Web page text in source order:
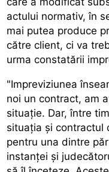
actului normativ, în
mai putea produce
către client, ci va
urma constatării
"Impreviziunea
noi un contract, am
situație. Dar, între
situația și contractul
pentru una dintre
instanței și